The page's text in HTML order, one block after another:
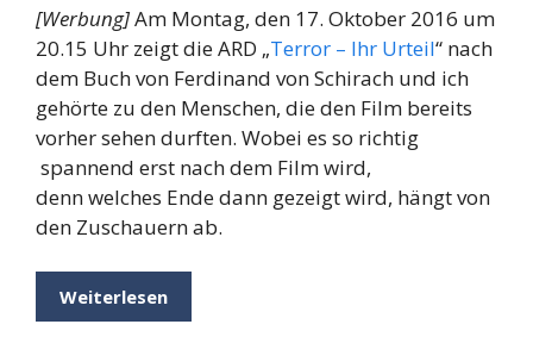
[Werbung]Am Montag, den 17. Oktober 2016 um
20.15 Uhr zeigt die ARD „Terror – Ihr Urteil“ nach
dem Buch von Ferdinand von Schirach und ich
gehörte zu den Menschen, die den Film bereits
vorher sehen durften. Wobei es so richtig
spannend erst nach dem Film wird,
denn welches Ende dann gezeigt wird, hängt von
den Zuschauern ab.
Weiterlesen